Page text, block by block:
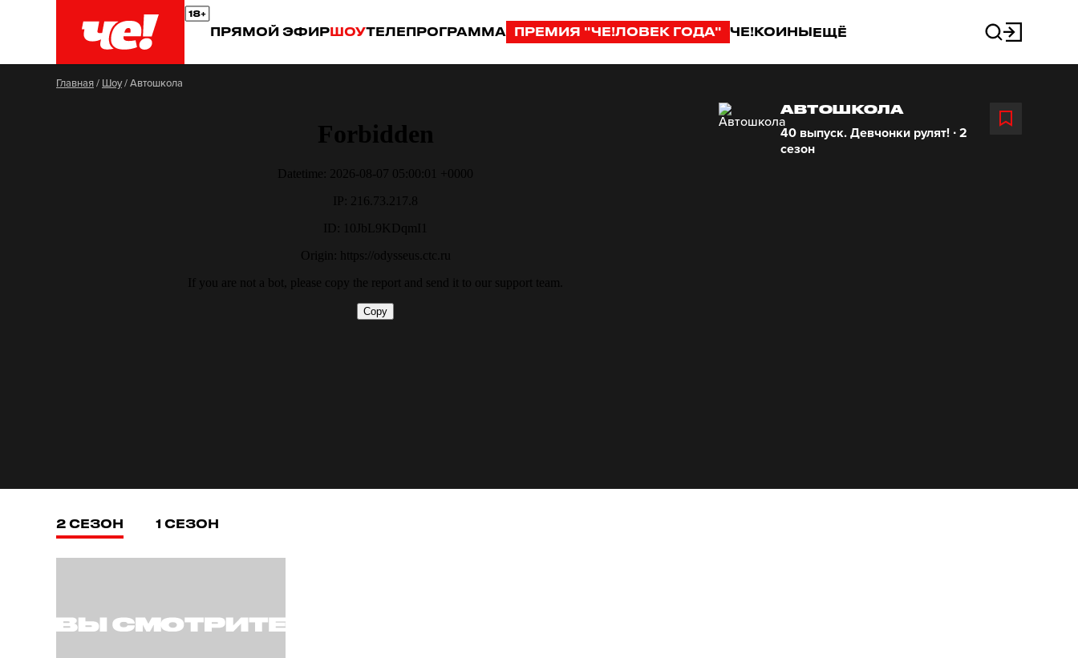
ПРЯМОЙ ЭФИРШОУТЕЛЕПРОГРАММА ПРЕМИЯ "ЧЕ!ЛОВЕК ГОДА" ЧЕ!КОИНЫЕЩЁ
Главная/ Шоу/Автошкола
АВТОШКОЛА
40 выпуск. Девчонки рулят! ∙ 2
сезон
2 СЕЗОН 1 СЕЗОН